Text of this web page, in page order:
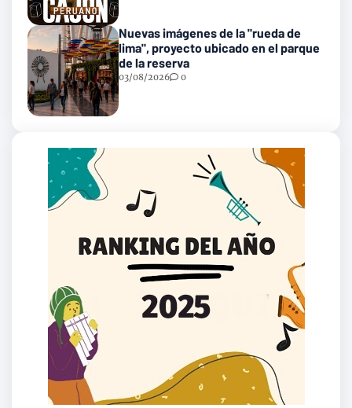
Nuevas imágenes de la "rueda de
lima", proyecto ubicado en el parque
de la reserva
03/08/2026 0